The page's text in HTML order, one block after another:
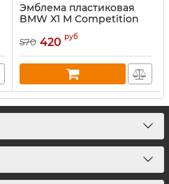
Эмблема пластиковая
BMW X1 M Competition
570 420 руб